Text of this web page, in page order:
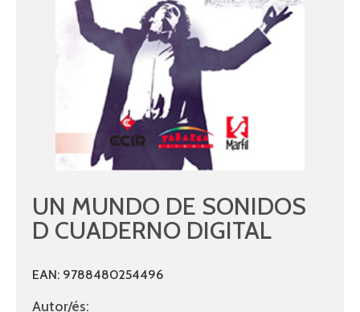
UN MUNDO DE SONIDOS
D CUADERNO DIGITAL
EAN: 9788480254496
Autor/és: